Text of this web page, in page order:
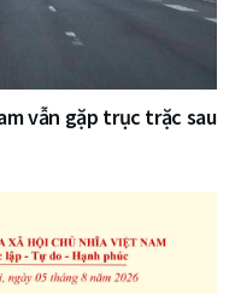
vẫn gặp trục trặc sau